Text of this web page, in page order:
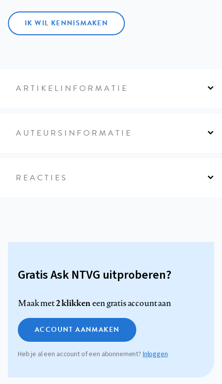
IK WIL KENNISMAKEN
ARTIKELINFORMATIE
AUTEURSINFORMATIE
REACTIES
Gratis Ask NTVG uitproberen?
Maak met2 klikkeneen gratis account aan
ACCOUNT AANMAKEN
Heb je al een account of een abonnement? Inloggen